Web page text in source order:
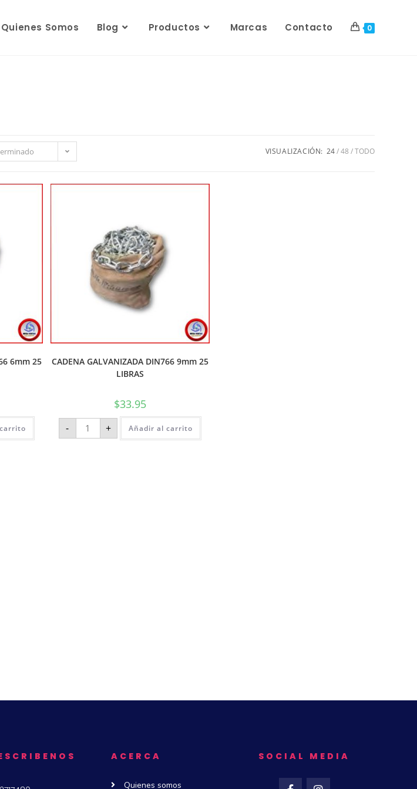
Quienes Somos Blog Productos Marcas Contacto 0
VISUALIZACIÓN: 24 48 TODO
6mm 25
CADENA GALVANIZADA DIN766 9mm 25
LIBRAS
$33.95
- + Añadir al carrito
ACERCA
Quienes somos
SOCIAL MEDIA